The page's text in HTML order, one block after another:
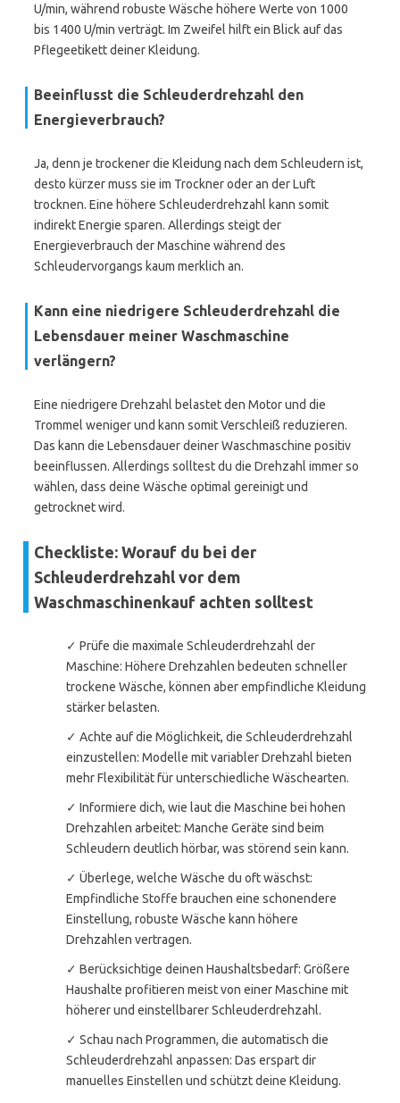
U/min, während robuste Wäsche höhere Werte von 1000
bis 1400 U/min verträgt. Im Zweifel hilft ein Blick auf das
Pflegeetikett deiner Kleidung.
Beeinflusst die Schleuderdrehzahl den
Energieverbrauch?
Ja, denn je trockener die Kleidung nach dem Schleudern ist,
desto kürzer muss sie im Trockner oder an der Luft
trocknen. Eine höhere Schleuderdrehzahl kann somit
indirekt Energie sparen. Allerdings steigt der
Energieverbrauch der Maschine während des
Schleudervorgangs kaum merklich an.
Kann eine niedrigere Schleuderdrehzahl die
Lebensdauer meiner Waschmaschine
verlängern?
Eine niedrigere Drehzahl belastet den Motor und die
Trommel weniger und kann somit Verschleiß reduzieren.
Das kann die Lebensdauer deiner Waschmaschine positiv
beeinflussen. Allerdings solltest du die Drehzahl immer so
wählen, dass deine Wäsche optimal gereinigt und
getrocknet wird.
Checkliste: Worauf du bei der
Schleuderdrehzahl vor dem
Waschmaschinenkauf achten solltest
✓ Prüfe die maximale Schleuderdrehzahl der
Maschine: Höhere Drehzahlen bedeuten schneller
trockene Wäsche, können aber empfindliche Kleidung
stärker belasten.
✓ Achte auf die Möglichkeit, die Schleuderdrehzahl
einzustellen: Modelle mit variabler Drehzahl bieten
mehr Flexibilität für unterschiedliche Wäschearten.
✓ Informiere dich, wie laut die Maschine bei hohen
Drehzahlen arbeitet: Manche Geräte sind beim
Schleudern deutlich hörbar, was störend sein kann.
✓ Überlege, welche Wäsche du oft wäschst:
Empfindliche Stoffe brauchen eine schonendere
Einstellung, robuste Wäsche kann höhere
Drehzahlen vertragen.
✓ Berücksichtige deinen Haushaltsbedarf: Größere
Haushalte profitieren meist von einer Maschine mit
höherer und einstellbarer Schleuderdrehzahl.
✓ Schau nach Programmen, die automatisch die
Schleuderdrehzahl anpassen: Das erspart dir
manuelles Einstellen und schützt deine Kleidung.